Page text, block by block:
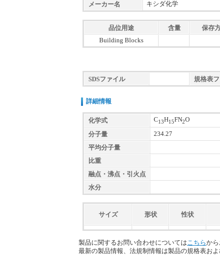
メーカー名 キシダ化学
品位用途 含量
保存
Building Blocks
SDSファイル 規格表
詳細情報
化学式 C13H15FN2O
分子量
234.27
平均分子量
比重
融点・沸点・引火点
水分
サイズ 形状 性状
製品に関するお問い合わせについては こちらか
最新の製品情報、法規制情報は製品の規格表お